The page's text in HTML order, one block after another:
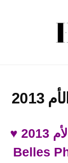
♥ صور جميلة و مضحكة عيد الأم 2013 ♥
Belles